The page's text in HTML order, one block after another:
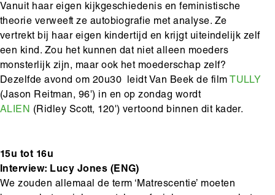
Vanuit haar eigen kijkgeschiedenis en feministische
theorie verweeft ze autobiografie met analyse. Ze
vertrekt bij haar eigen kindertijd en krijgt uiteindelijk zelf
een kind. Zou het kunnen dat niet alleen moeders
monsterlijk zijn, maar ook het moederschap zelf?
Dezelfde avond om 20u30 leidt Van Beek de film TULLY
(Jason Reitman, 96') in en op zondag wordt
ALIEN (Ridley Scott, 120') vertoond binnen dit kader.
15u tot 16u
Interview: Lucy Jones (ENG)
We zouden allemaal de term ‘Matrescentie’ moeten